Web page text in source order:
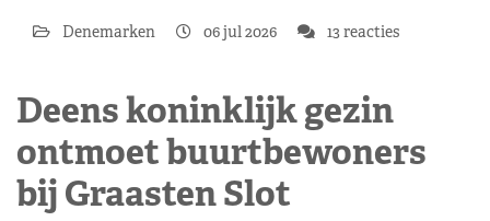
Denemarken 06 jul 2026 13 reacties
Deens koninklijk gezin
ontmoet buurtbewoners
bij Graasten Slot